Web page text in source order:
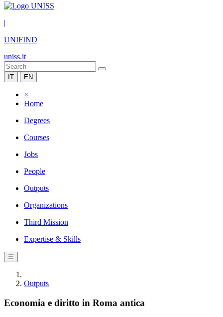
|
UNIFIND
uniss.it
IT EN
×
Home
Degrees
Courses
Jobs
People
Outputs
Organizations
Third Mission
Expertise & Skills
☰
Outputs
Economia e diritto in Roma antica